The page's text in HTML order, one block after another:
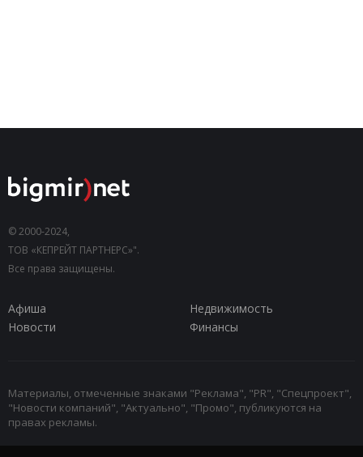
© 2000-2024,
ТОВ «КЕПРЕЙТ ПАРТНЕРС»".
Все права защищены.
Афиша
Недвижимость
Новости
Финансы
Материалы, отмеченные знаками "Реклама", "PR", "Спецпроект",
"Новости компаний", "Актуально", "Промо", публикуются на
правах рекламы.